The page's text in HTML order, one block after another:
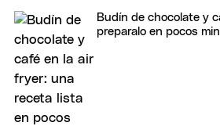
Budín de chocolate y
preparalo en pocos